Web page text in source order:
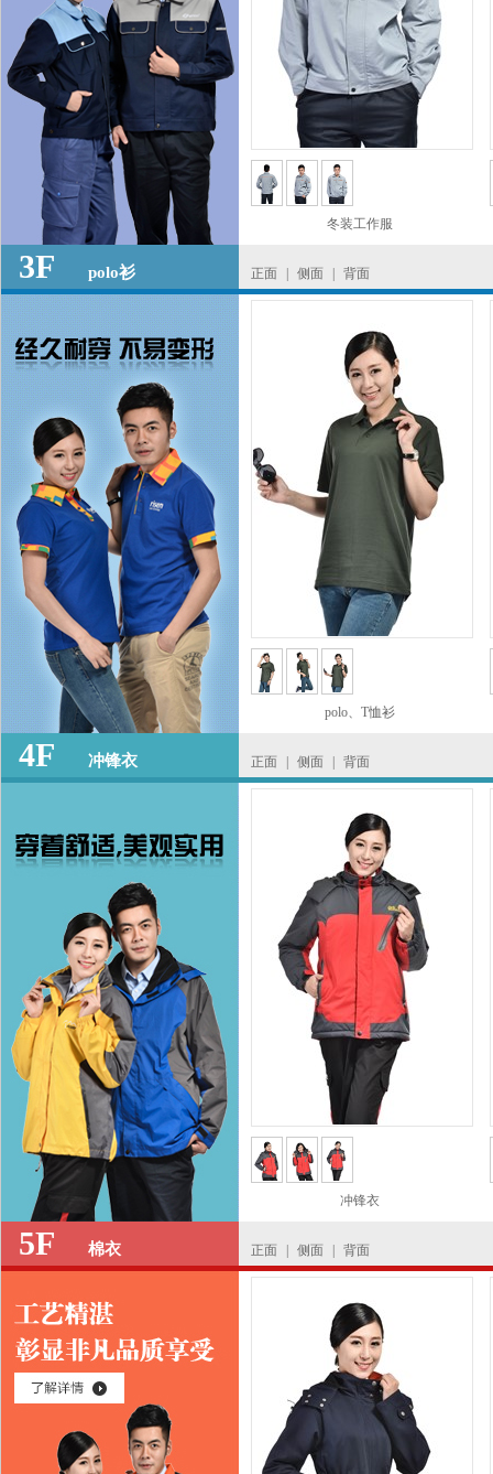
冬装工作服
3F polo衫 正面 侧面 背面
polo、T恤衫
4F 冲锋衣 正面 侧面 背面
冲锋衣
5F 棉衣 正面 侧面 背面